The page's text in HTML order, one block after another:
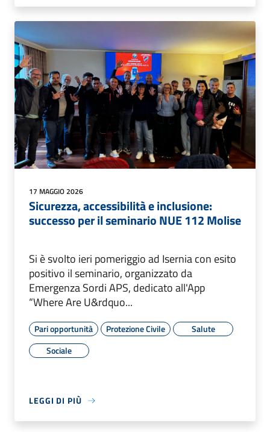
17 MAGGIO 2026
Sicurezza, accessibilità e inclusione:
successo per il seminario NUE 112 Molise
Si è svolto ieri pomeriggio ad Isernia con esito
positivo il seminario, organizzato da
Emergenza Sordi APS, dedicato all'App
“Where Are U&rdquo...
Pari opportunità Protezione Civile
Salute
Sociale
LEGGI DI PIÙ